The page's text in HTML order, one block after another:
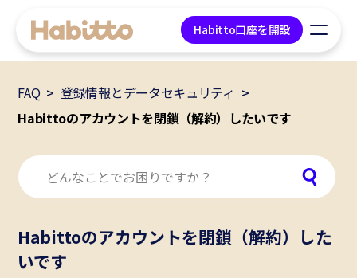
Habitto口座を開設
貯蓄口座
デビットカード
マネープラン相談
会社情報
FAQ
登録情報とデータセキュリティ
Habittoのアカウントを閉鎖（解約）したいです
Habittoのアカウントを閉鎖（解約）した
いです